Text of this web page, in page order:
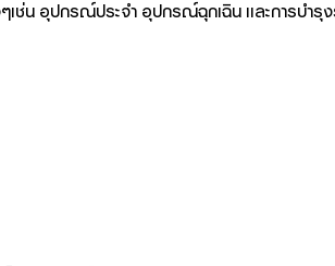
เช่น อุปกรณ์ประจำ อุปกรณ์ฉุกเฉิน และการบำ